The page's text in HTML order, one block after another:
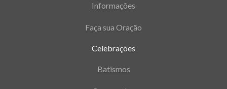
Informações
Faça sua Oração
Celebrações
Batismos